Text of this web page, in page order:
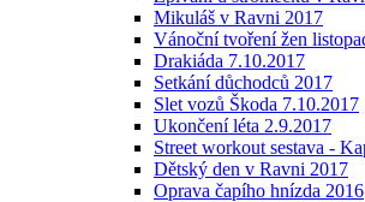
Mikuláš v Ravni 2017
Vánoční tvoření žen
Drakiáda 7.10.2017
Setkání důchodců 2017
Slet vozů Škoda 7.10.2017
Ukončení léta 2.9.2017
Street workout sestava -
Dětský den v Ravni 2017
Oprava čapího hnízda 2016